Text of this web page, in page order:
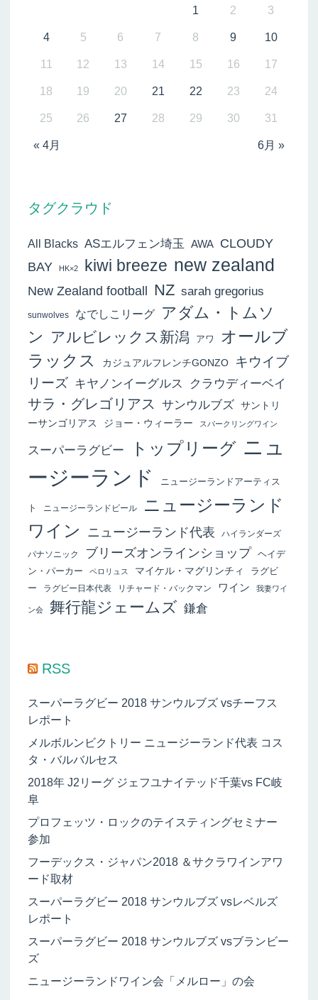
« 4月 6月 »
1 2 3
4 5 6 7 8 9 10
11 12 13 14 15 16 17
18 19 20 21 22 23 24
25 26 27 28 29 30 31
タグクラウド
All Blacks ASエルフェン埼玉 AWA CLOUDY
BAY
HK×2 kiwi breeze new zealand
New Zealand football NZ sarah gregorius
sunwolves なでしこリーグ
アダム・トムソ
ン
アルビレックス新潟 アワ
オールブ
ラックス
カジュアルフレンチGONZO
キウイブ
リーズ キヤノンイーグルス クラウディーベイ
サラ・グレゴリアス サンウルブズ サントリ
ーサンゴリアス
ジョー・ウィーラー スパークリングワイン
スーパーラグビー トップリーグ ニュ
ージーランド
ニュージーランドアーティス
ト ニュージーランドビール
ニュージーランド
ワイン
ニュージーランド代表 ハイランダーズ
パナソニック ブリーズオンラインショップ ヘイデ
ン・パーカー
ペロリュス マイケル・マグリンチィ
ラグビ
ー
ラグビー日本代表 リチャード・バックマン ワイン 我妻ワイ
ン会 舞行龍ジェームズ 鎌倉
RSS
スーパーラグビー 2018 サンウルブズ vsチーフス
レポート
メルボルンビクトリー ニュージーランド代表 コス
タ・バルバルセス
2018年 J2リーグ ジェフユナイテッド千葉vs FC岐
阜
プロフェッツ・ロックのテイスティングセミナー
参加
フーデックス・ジャパン2018 ＆サクラワインアワ
ード取材
スーパーラグビー 2018 サンウルブズ vsレベルズ
レポート
スーパーラグビー 2018 サンウルブズ vsブランビー
ズ
ニュージーランドワイン会「メルロー」の会